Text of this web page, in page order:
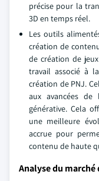
précise pour la
3D en temps réel.
Les outils
création de
de création de
travail associé à
création de PNJ.
aux avancées de
générative. Cela
une meilleure
accrue pour
contenu de haute
Analyse du marché